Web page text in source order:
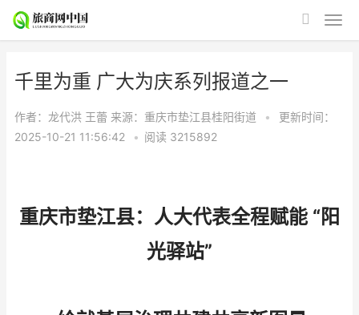
千里为重 广大为庆系列报道之一
作者：龙代洪 王蕾 来源：重庆市垫江县桂阳街道 •
更新时间：
2025-10-21 11:56:42
• 阅读 3215892
重庆市垫江县：人大代表全程赋能 “阳
光驿站”